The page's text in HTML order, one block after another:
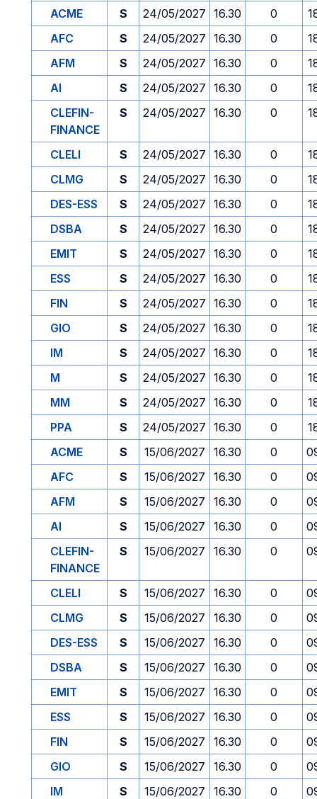
ACME
S 24/05/2027 16.30 0
AFC
S 24/05/2027 16.30 0
AFM
S 24/05/2027 16.30 0
AI
S 24/05/2027 16.30 0
CLEFIN-
FINANCE
S 24/05/2027 16.30 0
CLELI S 24/05/2027 16.30 0
CLMG
S 24/05/2027 16.30 0
DES-ESS
S 24/05/2027 16.30 0
DSBA
S 24/05/2027 16.30 0
EMIT
S 24/05/2027 16.30 0
ESS
S 24/05/2027 16.30 0
FIN
S 24/05/2027 16.30 0
GIO
S 24/05/2027 16.30 0
IM
S 24/05/2027 16.30 0
M
S 24/05/2027 16.30 0
MM
S 24/05/2027 16.30 0
PPA
S 24/05/2027 16.30 0
ACME
S 15/06/2027 16.30 0
AFC
S 15/06/2027 16.30 0
AFM
S 15/06/2027 16.30 0
AI
S 15/06/2027 16.30 0
CLEFIN-
FINANCE
S 15/06/2027 16.30 0
CLELI S 15/06/2027 16.30 0
CLMG
S 15/06/2027 16.30 0
DES-ESS
S 15/06/2027 16.30 0
DSBA
S 15/06/2027 16.30 0
EMIT
S 15/06/2027 16.30 0
ESS
S 15/06/2027 16.30 0
FIN
S 15/06/2027 16.30 0
GIO
S 15/06/2027 16.30 0
IM
S 15/06/2027 16.30 0